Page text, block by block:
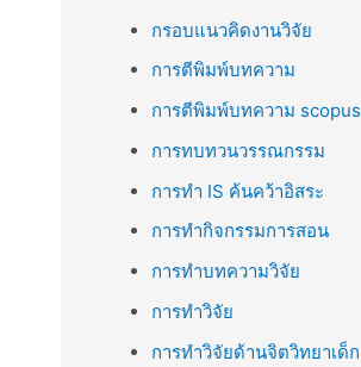
กรอบแนวคิดงานวิจัย
การตีพิมพ์บทความ
การตีพิมพ์บทความ scopus
การทบทวนวรรณกรรม
การทำ IS ค้นคว้าอิสระ
การทำกิจกรรมการสอน
การทำบทความวิจัย
การทำวิจัย
การทำวิจัยด้านจิตวิทยาเด็ก